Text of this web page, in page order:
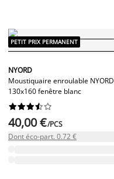
PETIT PRIX PERMANENT
NYORD
Moustiquaire enroulable NYORD
130x160 fenêtre blanc






40,00 €/PCS
Dont éco-part. 0.72 €